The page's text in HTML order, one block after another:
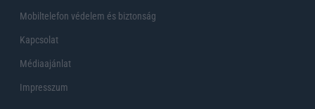
Mobiltelefon védelem és biztonság
Kapcsolat
Médiaajánlat
Impresszum